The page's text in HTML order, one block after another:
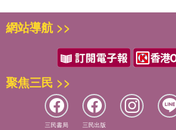
網站導航 >>
聚焦三民 >>
三民書局 三民出版